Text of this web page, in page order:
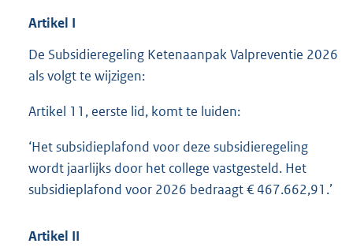
Artikel I
De Subsidieregeling Ketenaanpak Valpreventie 2026
als volgt te wijzigen:
Artikel 11, eerste lid, komt te luiden:
‘Het subsidieplafond voor deze subsidieregeling
wordt jaarlijks door het college vastgesteld. Het
subsidieplafond voor 2026 bedraagt € 467.662,91.’
Artikel II